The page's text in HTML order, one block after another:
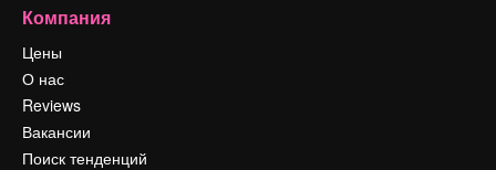
Компания
Цены
О нас
Reviews
Вакансии
Поиск тенденций